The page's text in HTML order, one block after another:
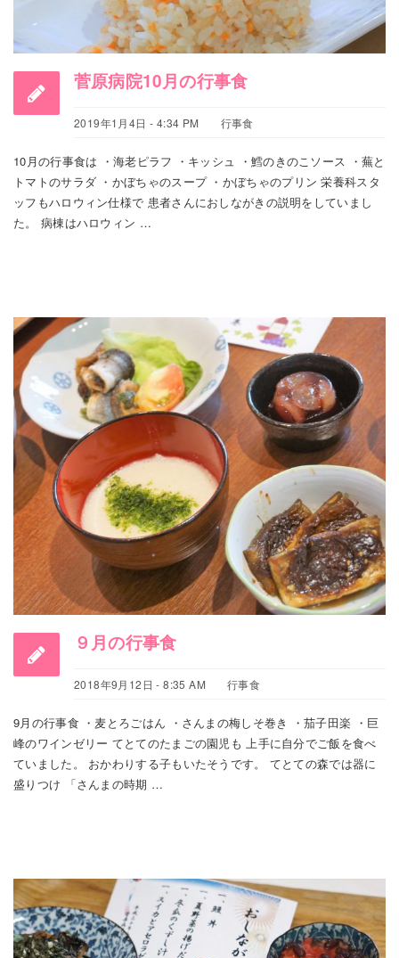
菅原病院10月の行事食
2019年1月4日 - 4:34 PM 行事食
10月の行事食は ・海老ピラフ ・キッシュ ・鱈のきのこソース ・蕪と
トマトのサラダ ・かぼちゃのスープ ・かぼちゃのプリン 栄養科スタ
ッフもハロウィン仕様で 患者さんにおしながきの説明をしていまし
た。 病棟はハロウィン …
９月の行事食
2018年9月12日 - 8:35 AM 行事食
9月の行事食 ・麦とろごはん ・さんまの梅しそ巻き ・茄子田楽 ・巨
峰のワインゼリー てとてのたまごの園児も 上手に自分でご飯を食べ
ていました。 おかわりする子もいたそうです。 てとての森では器に
盛りつけ 「さんまの時期 …